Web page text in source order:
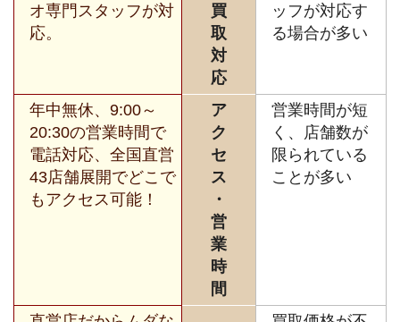
オ専門スタッフが対
応。
買
取
対
応
ッフが対応す
る場合が多い
年中無休、9:00～
20:30の営業時間で
電話対応、全国直営
43店舗展開でどこで
もアクセス可能！
ア
ク
セ
ス
・
営
業
時
間
営業時間が短
く、店舗数が
限られている
ことが多い